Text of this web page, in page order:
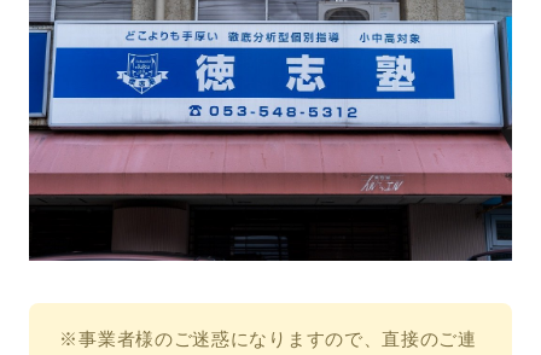
※事業者様のご迷惑になりますので、直接のご連